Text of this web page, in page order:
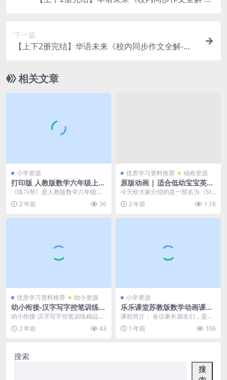
下一篇
【上下2册完结】华语未来《校内同步作文全解-六
写作指导课程视频
相关文章
小学资源
打印版 人教版数学六年级上册
《练习帮》（24秋） 大小 14.
载
《练习帮》是人教版数学六年级上
册的练习册，专为2024年秋季学期
设计。这本练习册...
2 年前 36
优质学习资料推荐 动画资源
原版动画 | 适合低幼宝宝英语
启蒙的入门动画《Stick with
启蒙 百度网盘下载
今天给大家介绍的是一部名为《Stic
k with Mick》的英语启蒙动画系
列。...2 年前 1.1K
优质学习资料推荐 幼小资源
幼小衔接-汉字写字控笔训练精
品训练12款【横竖弯折】（12
页PDF文档）资料下载
幼小衔接-汉字写字控笔训练精品训
练12款【横竖弯折】（12页PDF文
档）资料下载...
2 年前 43
小学资源
乐乐课堂苏教版数学动画课程
| 小学1-6年级教材同步，百度
网盘高清资源下载
课程简介： 各位家长朋友们，是不
是一提到数学就头大？别怕，乐乐
课堂来拯救你啦！ ...
1 年前 106
搜索
搜